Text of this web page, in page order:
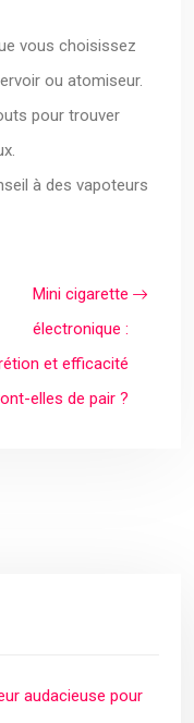
vous choisissez
ou atomiseur.
pour trouver
à des vapoteurs
Mini cigarette
électronique :
et efficacité
elles de pair ?
audacieuse pour